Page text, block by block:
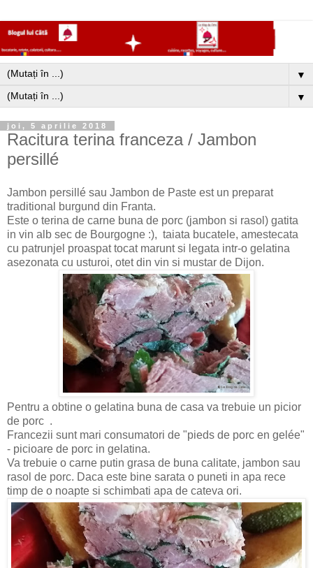
▼
▼
joi, 5 aprilie 2018
Racitura terina franceza / Jambon
persillé
Jambon persillé sau Jambon de Paste est un preparat
traditional burgund din Franta.
Este o terina de carne buna de porc (jambon si rasol) gatita
in vin alb sec de Bourgogne :), taiata bucatele, amestecata
cu patrunjel proaspat tocat marunt si legata intr-o gelatina
asezonata cu usturoi, otet din vin si mustar de Dijon.
Pentru a obtine o gelatina buna de casa va trebuie un picior
de porc .
Francezii sunt mari consumatori de "pieds de porc en gelée"
- picioare de porc in gelatina.
Va trebuie o carne putin grasa de buna calitate, jambon sau
rasol de porc. Daca este bine sarata o puneti in apa rece
timp de o noapte si schimbati apa de cateva ori.